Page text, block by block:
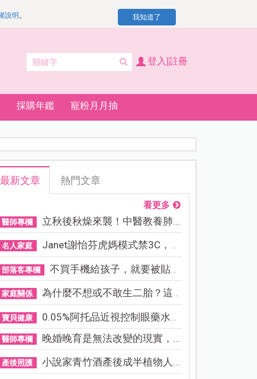
說明 。 我知道了
登入|註冊
採購年鑑 寵粉月月抽
最新文章 熱門文章
看更多
醫師專欄 立秋後秋燥來襲！中醫教養肺...
名人家庭 Janet謝怡芬虎媽模式禁3C，看...
部落客專欄 不買手機給孩子，就要被貼「...
家庭關係 為什麼不想或不敢生二胎？這8...
寶貝健康 0.05%阿托品近視控制眼藥水納...
醫師專欄 晚婚晚育是無法改變的現實，...
產後照護 小說家青竹酒產後成半植物人...